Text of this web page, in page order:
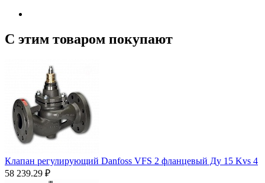
С этим товаром покупают
Клапан регулирующий Danfoss VFS 2 фланцевый Ду 15 Kvs 4
58 239.29 ₽